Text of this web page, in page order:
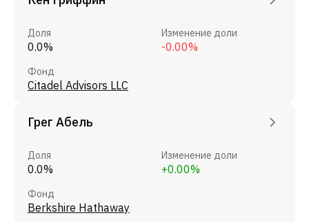
Доля
0.0%
Изменение доли
-0.00%
Фонд
Citadel Advisors LLC
Грег Абель
Доля
0.0%
Изменение доли
+0.00%
Фонд
Berkshire Hathaway